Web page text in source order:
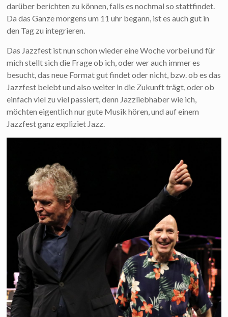
darüber berichten zu können, falls es nochmal so stattfindet.
Da das Ganze morgens um 11 uhr begann, ist es auch gut in
den Tag zu integrieren.
Das Jazzfest ist nun schon wieder eine Woche vorbei und für
mich stellt sich die Frage ob ich, oder wer auch immer es
besucht, das neue Format gut findet oder nicht, bzw. ob es das
Jazzfest belebt und also weiter in die Zukunft trägt, oder ob
einfach viel zu viel passiert, denn Jazzliebhaber wie ich,
möchten eigentlich nur gute Musik hören, und auf einem
Jazzfest ganz expliziet Jazz.